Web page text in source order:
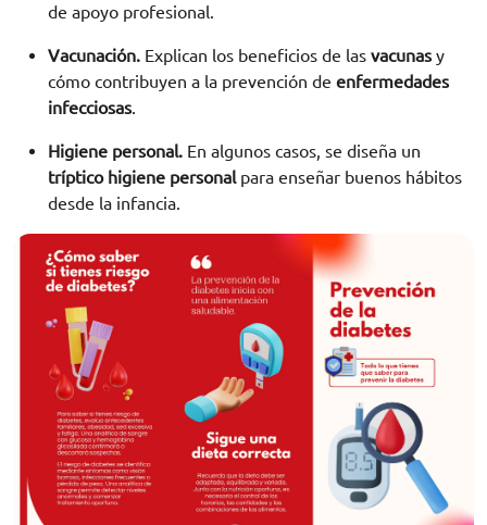
de apoyo profesional.
Vacunación. Explican los beneficios de las vacunas y
cómo contribuyen a la prevención de enfermedades
infecciosas.
Higiene personal. En algunos casos, se diseña un
tríptico higiene personalpara enseñar buenos hábitos
desde la infancia.